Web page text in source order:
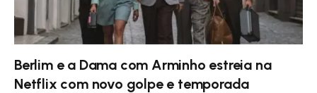
Berlim e a Dama com Arminho estreia na
Netflix com novo golpe e temporada